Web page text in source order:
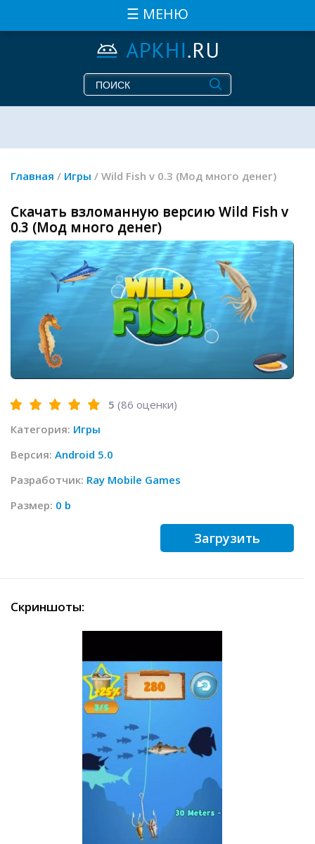
☰ МЕНЮ
Главная / Игры / Wild Fish v 0.3 (Мод много денег)
Скачать взломанную версию Wild Fish v
0.3 (Мод много денег)
5 (86 оценки)
Категория: Игры
Версия: Android 5.0
Разработчик: Ray Mobile Games
Размер: 0 b
Загрузить
Скриншоты: